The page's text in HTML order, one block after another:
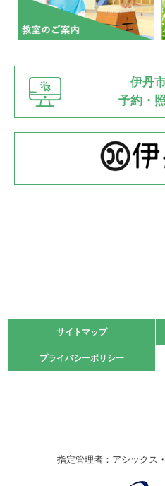
2022.07.03
市内総合体育大会が開始
緑ケ丘体育館 猪名川運動
2022.06.12
県知事杯争奪バレーボール大会
緑ケ丘体育館
2022.05.05
体育協会長杯 バドミントン
2022.05.22
緑ケ丘体育館
2021.10.23
卓球選手権大会ラージボール
伊丹市総合体育大会 バレー
伊丹
予約・
サイトマップ
プライバシーポリシー
サイトマップ
プライバシーポリシー
指定管理者：アシックス